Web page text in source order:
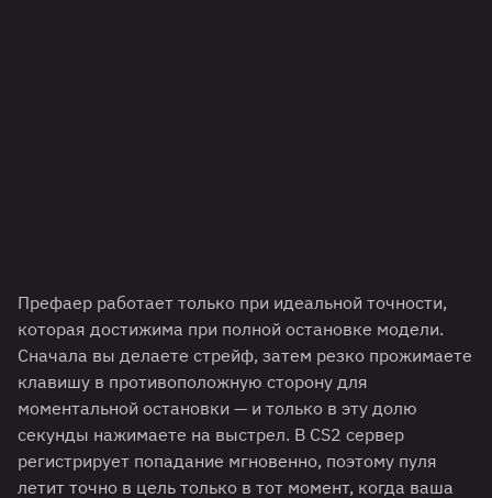
Префаер работает только при идеальной точности,
которая достижима при полной остановке модели.
Сначала вы делаете стрейф, затем резко прожимаете
клавишу в противоположную сторону для
моментальной остановки — и только в эту долю
секунды нажимаете на выстрел. В CS2 сервер
регистрирует попадание мгновенно, поэтому пуля
летит точно в цель только в тот момент, когда ваша